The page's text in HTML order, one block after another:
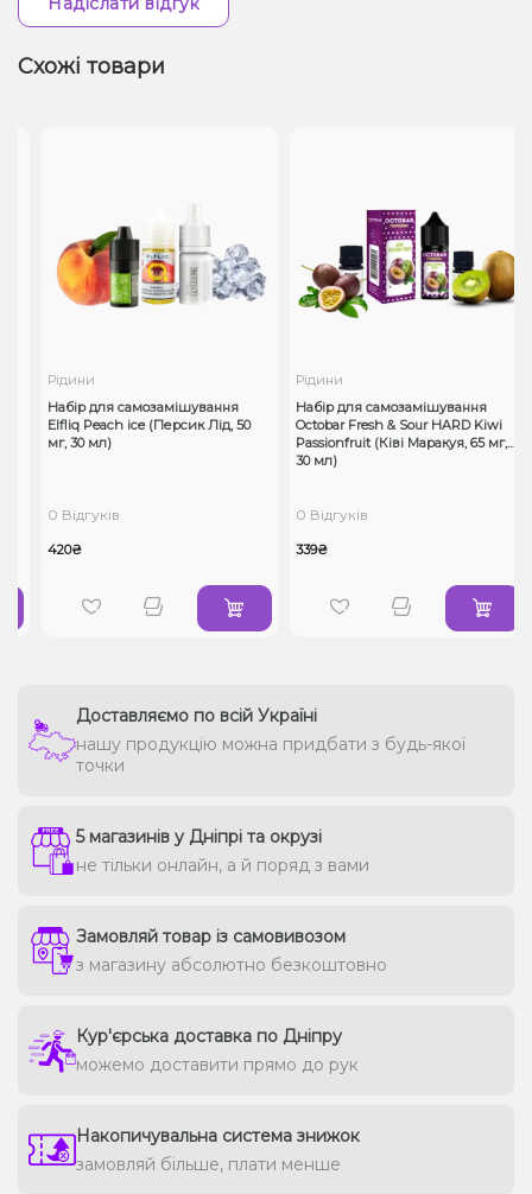
Схожі товари
Рідини
Набір для самозамішування
Elfliq Peach ice (Персик Лід, 50
мг, 30 мл)
0 Відгуків
420₴
Рідини
Набір для самозамішування
Octobar Fresh & Sour HARD Kiwi
Passionfruit (Ківі Маракуя, 65 мг,
30 мл)
0 Відгуків
339₴
Доставляємо по всій Україні
нашу продукцію можна придбати з будь-якої
точки
5 магазинів у Дніпрі та окрузі
не тільки онлайн, а й поряд з вами
Замовляй товар із самовивозом
з магазину абсолютно безкоштовно
Кур'єрська доставка по Дніпру
можемо доставити прямо до рук
Накопичувальна система знижок
замовляй більше, плати менше